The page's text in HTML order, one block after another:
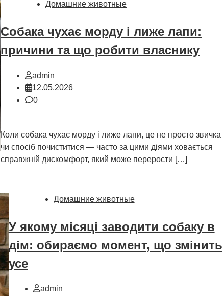
Домашние животные
Собака чухає морду і лиже лапи:
причини та що робити власнику
admin
12.05.2026
0
Коли собака чухає морду і лиже лапи, це не просто звичка
чи спосіб почиститися — часто за цими діями ховається
справжній дискомфорт, який може перерости […]
Домашние животные
У якому місяці заводити собаку в
дім: обираємо момент, що змінить
усе
admin